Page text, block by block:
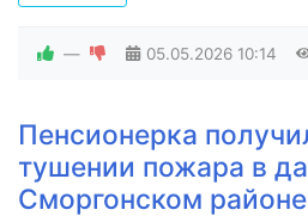
— 05.05.2026 10:14
Пенсионерка
тушении пожара в
Сморгонском районе